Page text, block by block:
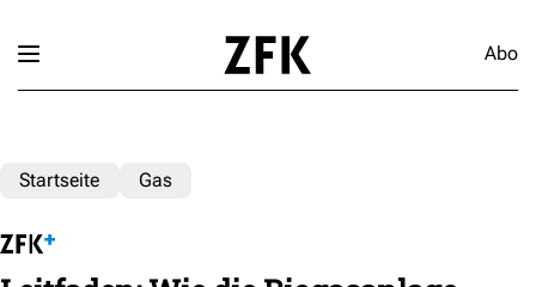
Abo
Startseite Gas